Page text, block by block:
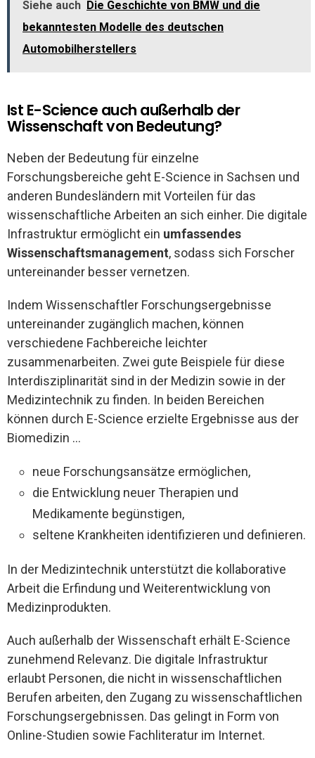
Siehe auch Die Geschichte von BMW und die
bekanntesten Modelle des deutschen
Automobilherstellers
Ist E-Science auch außerhalb der
Wissenschaft von Bedeutung?
Neben der Bedeutung für einzelne
Forschungsbereiche geht E-Science in Sachsen und
anderen Bundesländern mit Vorteilen für das
wissenschaftliche Arbeiten an sich einher. Die digitale
Infrastruktur ermöglicht ein umfassendes
Wissenschaftsmanagement, sodass sich Forscher
untereinander besser vernetzen.
Indem Wissenschaftler Forschungsergebnisse
untereinander zugänglich machen, können
verschiedene Fachbereiche leichter
zusammenarbeiten. Zwei gute Beispiele für diese
Interdisziplinarität sind in der Medizin sowie in der
Medizintechnik zu finden. In beiden Bereichen
können durch E-Science erzielte Ergebnisse aus der
Biomedizin …
neue Forschungsansätze ermöglichen,
die Entwicklung neuer Therapien und
Medikamente begünstigen,
seltene Krankheiten identifizieren und definieren.
In der Medizintechnik unterstützt die kollaborative
Arbeit die Erfindung und Weiterentwicklung von
Medizinprodukten.
Auch außerhalb der Wissenschaft erhält E-Science
zunehmend Relevanz. Die digitale Infrastruktur
erlaubt Personen, die nicht in wissenschaftlichen
Berufen arbeiten, den Zugang zu wissenschaftlichen
Forschungsergebnissen. Das gelingt in Form von
Online-Studien sowie Fachliteratur im Internet.